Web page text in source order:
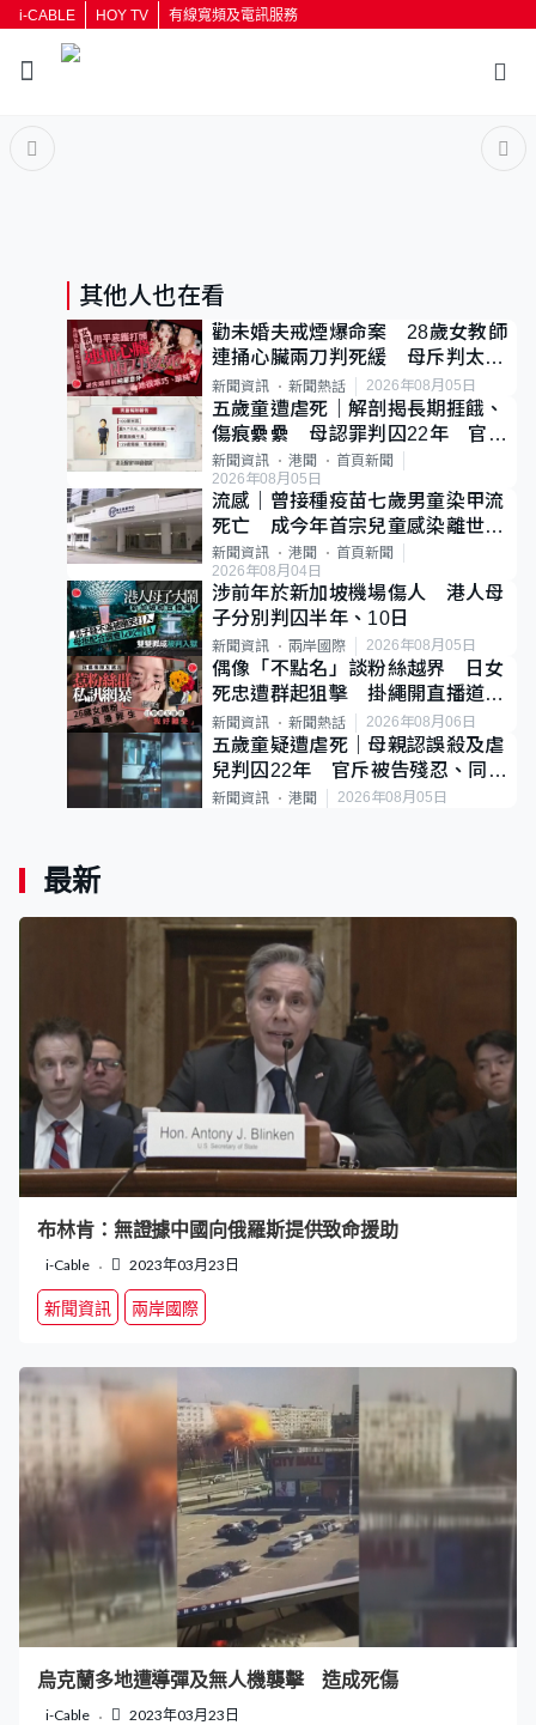
i-CABLE HOY TV 有線寬頻及電訊服務
其他人也在看
勸未婚夫戒煙爆命案 28歲女教師
連捅心臟兩刀判死緩 母斥判太重
已上訴
新聞資訊 新聞熱話 2026年08月05日
五歲童遭虐死｜解剖揭長期捱餓、
傷痕纍纍 母認罪判囚22年 官斥
冷血：同類案最惡劣
新聞資訊 港聞
首頁新聞
2026年08月05日
流感｜曾接種疫苗七歲男童染甲流
死亡 成今年首宗兒童感染離世個
案
新聞資訊 港聞
首頁新聞
2026年08月04日
涉前年於新加坡機場傷人 港人母
子分別判囚半年、10日
新聞資訊 兩岸國際 2026年08月05日
偶像「不點名」談粉絲越界 日女
死忠遭群起狙擊 掛繩開直播道歉
後輕生
新聞資訊 新聞熱話 2026年08月06日
五歲童疑遭虐死｜母親認誤殺及虐
兒判囚22年 官斥被告殘忍、同類
案最惡劣
新聞資訊 港聞 2026年08月05日
最新
布林肯：無證據中國向俄羅斯提供致命援助
i-Cable 2023年03月23日
新聞資訊 兩岸國際
烏克蘭多地遭導彈及無人機襲擊 造成死傷
i-Cable 2023年03月23日